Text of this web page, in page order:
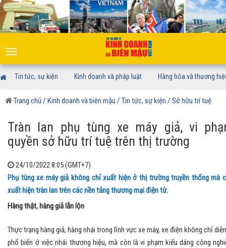
Toggle
navigation
Tin tức, sự kiện Kinh doanh và pháp luật Hàng hóa và thương
Trang chủ/ Kinh doanh và biên mậu / Tin tức, sự kiện / Sở hữu trí tuệ
Tràn lan phụ tùng xe máy giả, vi
quyền sở hữu trí tuệ trên thị trường
24/10/2022 8:05 (GMT+7)
Phụ tùng xe máy giả không chỉ xuất hiện ở thị trường truyền thống mà
xuất hiện tràn lan trên các nền tảng thương mại điện tử.
Hàng thật, hàng giả lẫn lộn
Thực trạng hàng giả, hàng nhái trong lĩnh vực xe máy, xe điện không chỉ
phổ biến ở việc nhái thương hiệu, mà còn là vi phạm kiểu dáng công